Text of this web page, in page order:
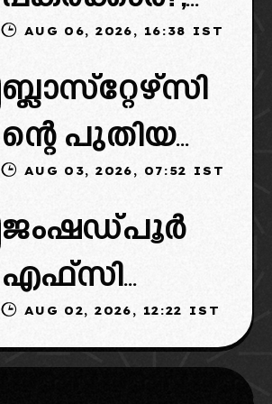
ഉടമകളെത്താ
ൻ വൈകും,
കോടതിയുടെ
നീക്കവും
നിർണായകം
ഐഎസ്എല്ലി
ൽ പുതിയ
ടീമിനെ
ഉൾപ്പെടുത്താ
ൻ
എഐഎഫ്എ
ഫ്: വരുന്നത്
ഗോവൻ
AUG 06, 2026, 16:38 IST
ബ്ലാസ്‌റ്റേഴ്‌സി
ന്റെ പുതിയ
ഉടമകളിൽ
മലബാറിൽ
നിന്നുള്ള
ബിസിനസ്
ഗ്രൂപ്പും:
AUG 03, 2026, 07:52 IST
ജംഷഡ്പൂർ
എഫ്സി
മടങ്ങിവരും!:
തിരിച്ചെത്തി
AUG 02, 2026, 12:22 IST